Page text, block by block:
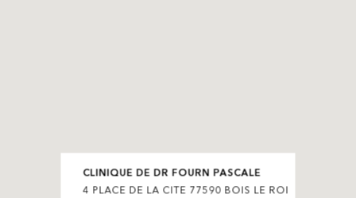
CLINIQUE DE DR FOURN PASCALE
4 PLACE DE LA CITE 77590 BOIS LE ROI